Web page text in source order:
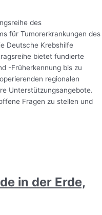
des
für Tumorerkrankungen des
Deutsche Krebshilfe
bietet fundierte
-Früherkennung bis zu
regionalen
Unterstützungsangebote.
Fragen zu stellen und
in der Erde,